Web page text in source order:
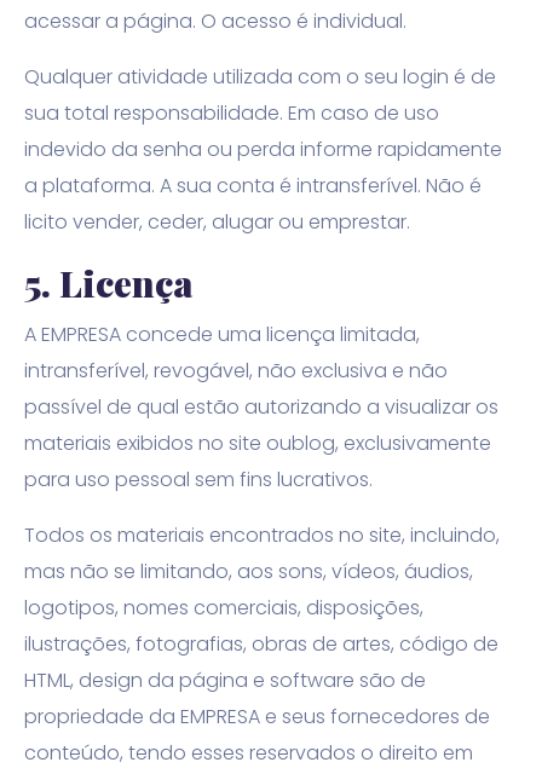
acessar a página. O acesso é individual.
Qualquer atividade utilizada com o seu login é de
sua total responsabilidade. Em caso de uso
indevido da senha ou perda informe rapidamente
a plataforma. A sua conta é intransferível. Não é
licito vender, ceder, alugar ou emprestar.
5. Licença
A EMPRESA concede uma licença limitada,
intransferível, revogável, não exclusiva e não
passível de qual estão autorizando a visualizar os
materiais exibidos no site oublog, exclusivamente
para uso pessoal sem fins lucrativos.
Todos os materiais encontrados no site, incluindo,
mas não se limitando, aos sons, vídeos, áudios,
logotipos, nomes comerciais, disposições,
ilustrações, fotografias, obras de artes, código de
HTML, design da página e software são de
propriedade da EMPRESA e seus fornecedores de
conteúdo, tendo esses reservados o direito em